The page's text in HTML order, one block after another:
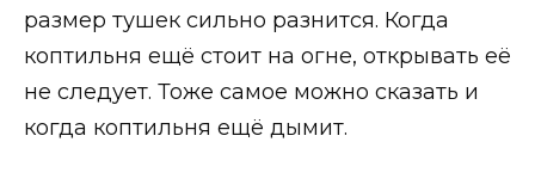
размер тушек сильно разнится. Когда
коптильня ещё стоит на огне, открывать её
не следует. Тоже самое можно сказать и
когда коптильня ещё дымит.